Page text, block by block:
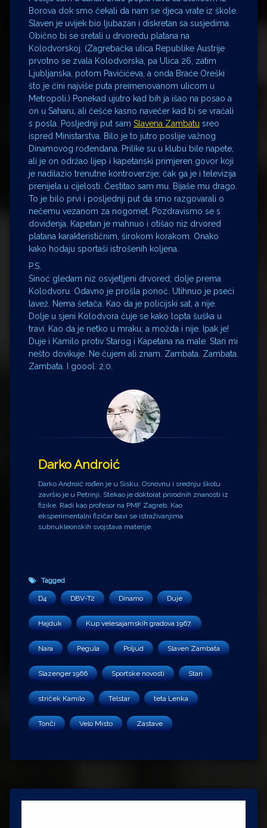
Borova dok smo čekali da nam se djeca vrate iz škole.
Slaven je uvijek bio ljubazan i diskretan sa susjedima.
Obično bi se sretali u drvoredu platana na
Kolodvorskoj. (Zagrebačka ulica Republike Austrije
prvotno se zvala Kolodvorska, pa Ulica 26, zatim
Ljubljanska, potom Pavičićeva, a onda Braće Oreški
što je čini najviše puta preimenovanom ulicom u
Metropoli.) Ponekad ujutro kad bih ja išao na posao a
on u Saharu, ali češće kasno navečer kad bi se vraćali
s posla. Posljednji put sam Slavena Zambatu sreo
ispred Ministarstva. Bilo je to jutro poslije važnog
Dinamovog rođendana. Prilike su u klubu bile napete,
ali je on održao lijep i kapetanski primjeren govor koji
je nadilazio trenutne kontroverzije; čak ga je i televizija
prenijela u cijelosti. Čestitao sam mu. Bijaše mu drago.
To je bilo prvi i posljednji put da smo razgovarali o
nečemu vezanom za nogomet. Pozdravismo se s
doviđenja. Kapetan je mahnuo i otišao niz drvored
platana karakterističnim, širokom korakom. Onako
kako hodaju sportaši istrošenih koljena.
P.S.
Sinoć gledam niz osvjetljeni drvored; dolje prema
Kolodvoru. Odavno je prošla ponoć. Utihnuo je pseći
lavež. Nema šetača. Kao da je policijski sat, a nije.
Dolje u sjeni Kolodvora čuje se kako lopta šuška u
travi. Kao da je netko u mraku; a možda i nije. Ipak je!
Duje i Kamilo protiv Starog i Kapetana na male. Stari mi
nešto dovikuje. Ne čujem ali znam. Zambata. Zambata.
Zambata. I goool. 2:0.
Darko Androić
Darko Androić rođen je u Sisku. Osnovnu i srednju školu
završio je u Petrinji. Stekao je doktorat prirodnih znanosti iz
fizike. Radi kao profesor na PMF Zagreb. Kao
eksperimentalni fizičar bavi se istraživanjima
subnukleonskih svojstava materije.
Tagged
D4 DBV-T2 Dinamo Duje
Hajduk Kup velesajamskih gradova 1967.
Nara Pegula Poljud Slaven Zambata
Slazenger 1966 Sportske novosti Stari
striček Kamilo Telstar teta Lenka
Tonči Velo Misto Zastave